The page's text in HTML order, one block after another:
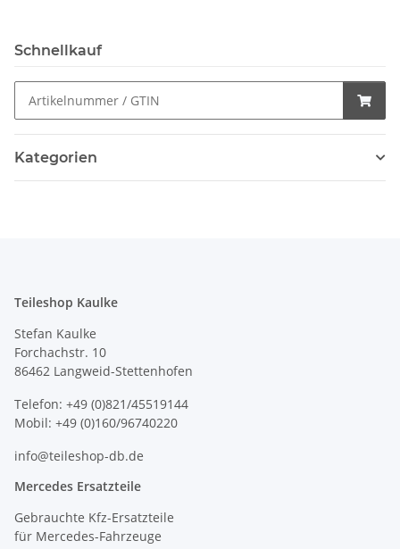
Schnellkauf
Kategorien
Teileshop Kaulke
Stefan Kaulke
Forchachstr. 10
86462 Langweid-Stettenhofen
Telefon: +49 (0)821/45519144
Mobil: +49 (0)160/96740220
info@teileshop-db.de
Mercedes Ersatzteile
Gebrauchte Kfz-Ersatzteile
für Mercedes-Fahrzeuge